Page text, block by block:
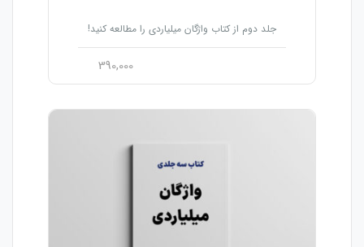
جلد دوم از کتاب واژگان میلیاردی را مطالعه کنید!
390,000